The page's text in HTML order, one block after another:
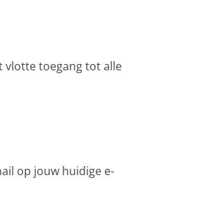
vlotte toegang tot alle
op jouw huidige e-